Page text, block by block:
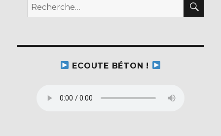
Recherche
pour :
ECOUTE BÉTON !